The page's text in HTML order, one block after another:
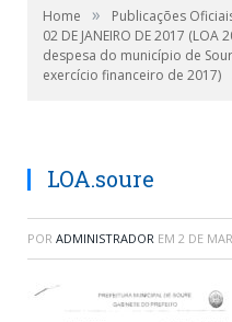
Home » Publicações
02 DE JANEIRO DE 2017
despesa do município de
exercício financeiro de 2017)
LOA.soure
POR ADMINISTRADOR EM 2 DE